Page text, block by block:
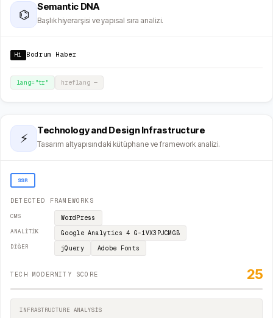
⌬
Semantic DNA
Başlık hiyerarşisi ve yapısal sıra analizi.
H1 Bodrum Haber
lang="tr" hreflang —
⚡
Technology and Design Infrastructure
Tasarım altyapısındaki kütüphane ve framework analizi.
SSR
DETECTED FRAMEWORKS
CMS WordPress
ANALITIK Google Analytics 4 G-1VX3PJCMGB
DIĞER jQuery Adobe Fonts
TECH MODERNITY SCORE 25
INFRASTRUCTURE ANALYSIS